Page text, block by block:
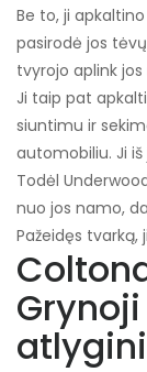
Be to, ji
pasirodė jos
tvyrojo aplink
Ji taip pat
siuntimu ir
automobiliu. Ji
Todėl
nuo jos namo,
Pažeidęs